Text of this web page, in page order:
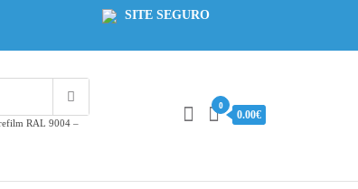
SITE SEGURO
RAL 9004 –
0
0.00€